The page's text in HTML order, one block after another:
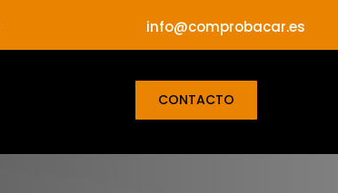
info@comprobacar.es
CONTACTO